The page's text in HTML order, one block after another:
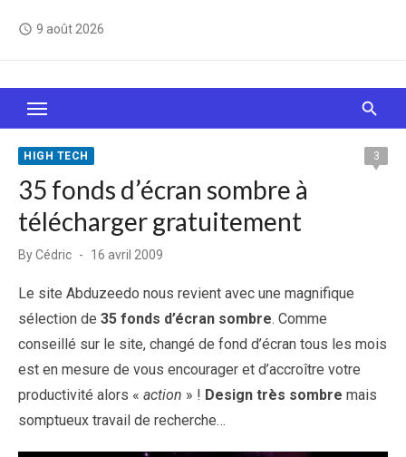
access_time 9 août 2026
Le Web, c'est comme une boîte de chocolats… On
sait jamais sur quoi on va tomber !
HIGH TECH 3
35 fonds d’écran sombre à
télécharger gratuitement
ByCédric
Posted
16 avril 2009
Le site Abduzeedo nous revient avec une magnifique
sélection de 35 fonds d’écran sombre. Comme
conseillé sur le site, changé de fond d’écran tous les mois
est en mesure de vous encourager et d’accroître votre
productivité alors « action » ! Design très sombre mais
somptueux travail de recherche…